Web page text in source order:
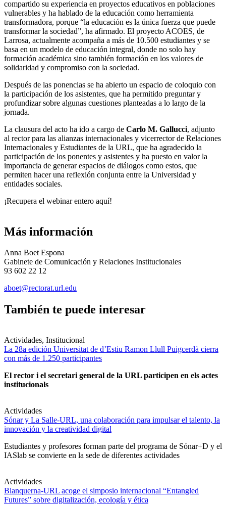
compartido su experiencia en proyectos educativos en poblaciones
vulnerables y ha hablado de la educación como herramienta
transformadora, porque “la educación es la única fuerza que puede
transformar la sociedad”, ha afirmado. El proyecto ACOES, de
Larrosa, actualmente acompaña a más de 10.500 estudiantes y se
basa en un modelo de educación integral, donde no solo hay
formación académica sino también formación en los valores de
solidaridad y compromiso con la sociedad.
Después de las ponencias se ha abierto un espacio de coloquio con
la participación de los asistentes, que ha permitido preguntar y
profundizar sobre algunas cuestiones planteadas a lo largo de la
jornada.
La clausura del acto ha ido a cargo de Carlo M. Gallucci, adjunto
al rector para las alianzas internacionales y vicerrector de Relaciones
Internacionales y Estudiantes de la URL, que ha agradecido la
participación de los ponentes y asistentes y ha puesto en valor la
importancia de generar espacios de diálogos como estos, que
permiten hacer una reflexión conjunta entre la Universidad y
entidades sociales.
¡Recupera el webinar entero aquí!
Más información
Anna Boet Espona
Gabinete de Comunicación y Relaciones Institucionales
93 602 22 12
aboet@rectorat.url.edu
También te puede interesar
Actividades, Institucional
La 28a edición Universitat de d’Estiu Ramon Llull Puigcerdà cierra
con más de 1.250 participantes
El rector i el secretari general de la URL participen en els actes
institucionals
Actividades
Sónar y La Salle-URL, una colaboración para impulsar el talento, la
innovación y la creatividad digital
Estudiantes y profesores forman parte del programa de Sónar+D y el
IASlab se convierte en la sede de diferentes actividades
Actividades
Blanquerna-URL acoge el simposio internacional “Entangled
Futures” sobre digitalización, ecología y ética